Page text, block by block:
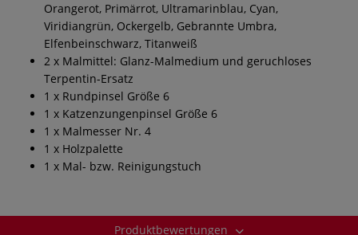
Orangerot, Primärrot, Ultramarinblau, Cyan,
Viridiangrün, Ockergelb, Gebrannte Umbra,
Elfenbeinschwarz, Titanweiß
2 x Malmittel: Glanz-Malmedium und geruchloses
Terpentin-Ersatz
1 x Rundpinsel Größe 6
1 x Katzenzungenpinsel Größe 6
1 x Malmesser Nr. 4
1 x Holzpalette
1 x Mal- bzw. Reinigungstuch
Produktbewertungen